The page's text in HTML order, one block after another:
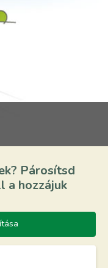
Párosítsd
a hozzájuk